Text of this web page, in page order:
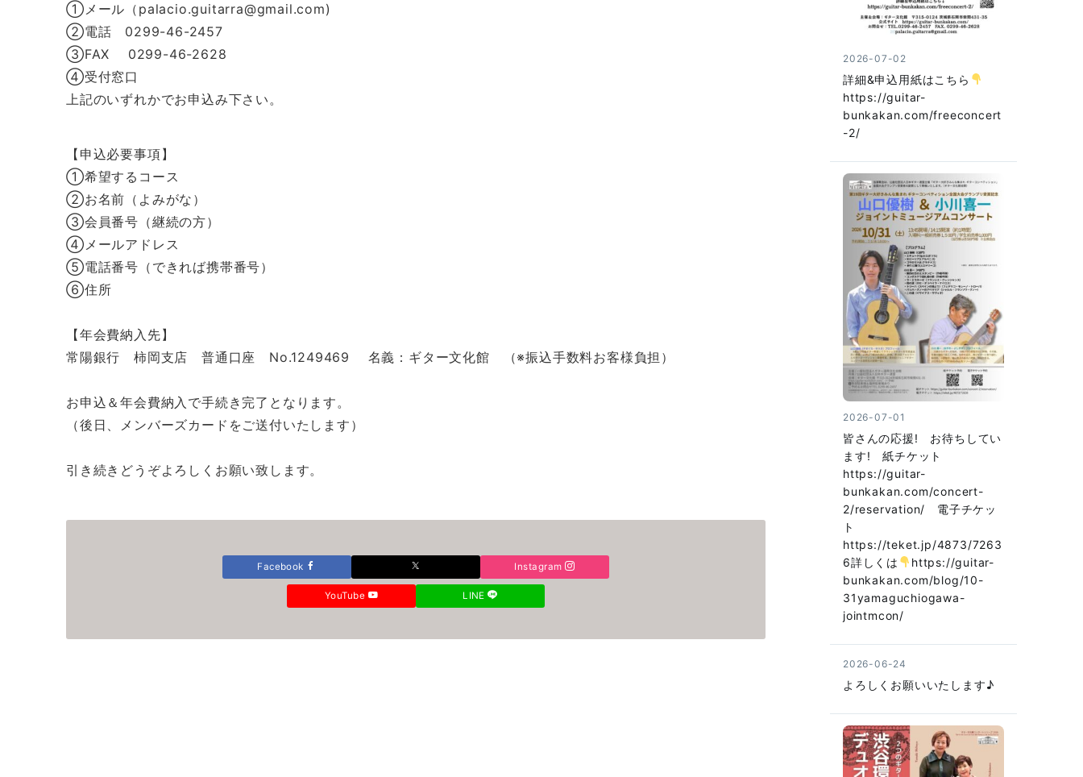
①メール（palacio.guitarra@gmail.com)
②電話 0299-46-2457
③FAX 0299-46-2628
④受付窓口
上記のいずれかでお申込み下さい。
【申込必要事項】
①希望するコース
②お名前（よみがな）
③会員番号（継続の方）
④メールアドレス
⑤電話番号（できれば携帯番号）
⑥住所
【年会費納入先】
常陽銀行 柿岡支店 普通口座 No.1249469 名義：ギター文化館 （※振込手数料お客様負担）
お申込＆年会費納入で手続き完了となります。
（後日、メンバーズカードをご送付いたします）
引き続きどうぞよろしくお願い致します。
Facebook Instagram
YouTube LINE
2026-07-02
詳細&申込用紙はこちら
https://guitar-
bunkakan.com/freeconcert
-2/
2026-07-01
皆さんの応援! お待ちしてい
ます! 紙チケット
https://guitar-
bunkakan.com/concert-
2/reservation/ 電子チケッ
ト
https://teket.jp/4873/7263
6詳しくは
https://guitar-
bunkakan.com/blog/10-
31yamaguchiogawa-
jointmcon/
2026-06-24
よろしくお願いいたします♪